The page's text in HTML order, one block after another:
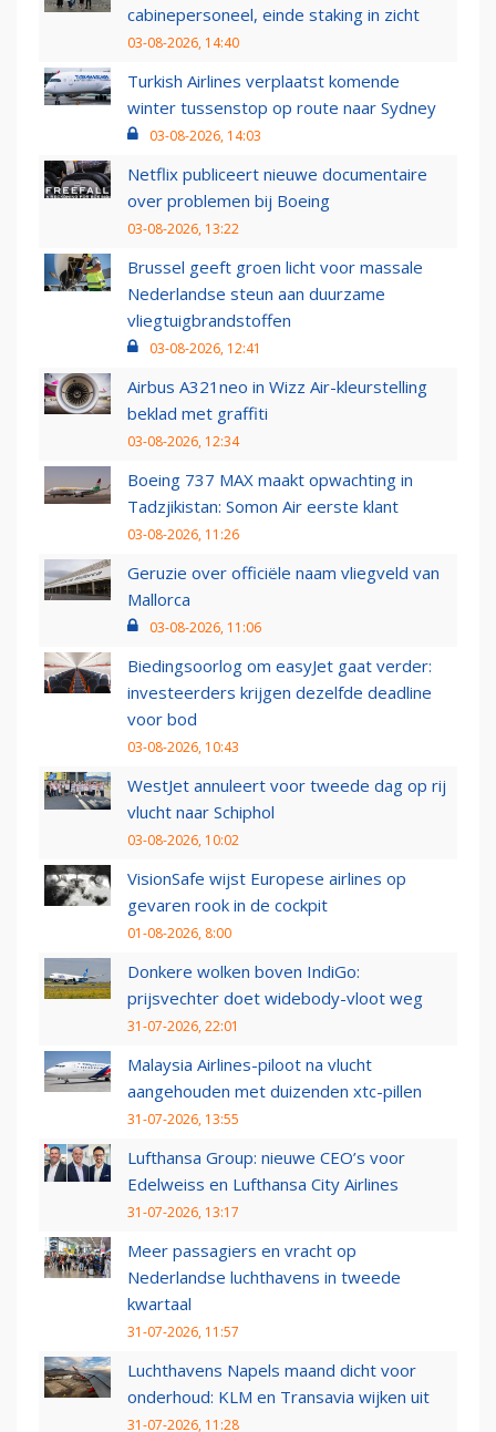
cabinepersoneel, einde staking in zicht
03-08-2026, 14:40
Turkish Airlines verplaatst komende
winter tussenstop op route naar Sydney
03-08-2026, 14:03
Netflix publiceert nieuwe documentaire
over problemen bij Boeing
03-08-2026, 13:22
Brussel geeft groen licht voor massale
Nederlandse steun aan duurzame
vliegtuigbrandstoffen
03-08-2026, 12:41
Airbus A321neo in Wizz Air-kleurstelling
beklad met graffiti
03-08-2026, 12:34
Boeing 737 MAX maakt opwachting in
Tadzjikistan: Somon Air eerste klant
03-08-2026, 11:26
Geruzie over officiële naam vliegveld van
Mallorca
03-08-2026, 11:06
Biedingsoorlog om easyJet gaat verder:
investeerders krijgen dezelfde deadline
voor bod
03-08-2026, 10:43
WestJet annuleert voor tweede dag op rij
vlucht naar Schiphol
03-08-2026, 10:02
VisionSafe wijst Europese airlines op
gevaren rook in de cockpit
01-08-2026, 8:00
Donkere wolken boven IndiGo:
prijsvechter doet widebody-vloot weg
31-07-2026, 22:01
Malaysia Airlines-piloot na vlucht
aangehouden met duizenden xtc-pillen
31-07-2026, 13:55
Lufthansa Group: nieuwe CEO’s voor
Edelweiss en Lufthansa City Airlines
31-07-2026, 13:17
Meer passagiers en vracht op
Nederlandse luchthavens in tweede
kwartaal
31-07-2026, 11:57
Luchthavens Napels maand dicht voor
onderhoud: KLM en Transavia wijken uit
31-07-2026, 11:28